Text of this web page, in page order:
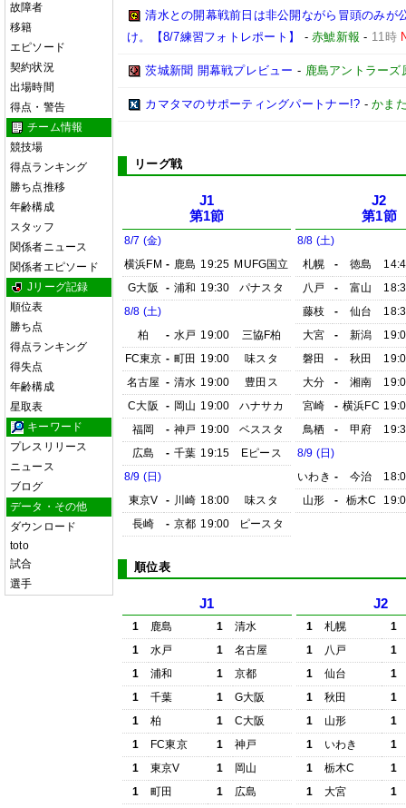
故障者
移籍
エピソード
契約状況
出場時間
得点・警告
チーム情報
競技場
得点ランキング
勝ち点推移
年齢構成
スタッフ
関係者ニュース
関係者エピソード
Jリーグ記録
順位表
勝ち点
得点ランキング
得失点
年齢構成
星取表
キーワード
プレスリリース
ニュース
ブログ
データ・その他
ダウンロード
toto
試合
選手
清水との開幕戦前日は非公開ながら冒頭のみが
け。【8/7練習フォトレポート】
-赤鯱新報 - 11時
茨城新聞 開幕戦プレビュー - 鹿島アントラーズ
カマタマのサポーティングパートナー!? -かま
リーグ戦
J1
第1節
8/7 (金)
横浜FM - 鹿島 19:25 MUFG国立
G大阪
- 浦和 19:30
パナスタ
8/8 (土)
柏
- 水戸 19:00
三協F柏
FC東京 - 町田 19:00
味スタ
名古屋 - 清水 19:00
豊田ス
C大阪
- 岡山 19:00
ハナサカ
福岡
- 神戸 19:00
ベススタ
広島
- 千葉 19:15
Eピース
8/9 (日)
東京V
- 川崎 18:00
味スタ
長崎
- 京都 19:00 ピースタ
J2
第1節
8/8 (土)
札幌
- 徳島
八戸
- 富山
藤枝
- 仙台
大宮
- 新潟
磐田
- 秋田
大分
- 湘南
宮崎
- 横浜FC
鳥栖
- 甲府
8/9 (日)
いわき - 今治
山形
- 栃木C
順位表
J1
1 鹿島 1
清水
1
水戸 1
名古屋
1
浦和 1
京都
1
千葉 1
G大阪
1
柏 1
C大阪
1
FC東京 1
神戸
1
東京V 1
岡山
1
町田 1
広島
J2
1 札幌
1
1
八戸
1
1
仙台
1
1
秋田
1
1
山形
1
1
いわき
1
1
栃木C
1
1
大宮
1